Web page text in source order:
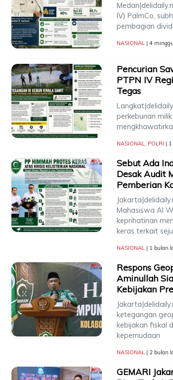
IV) PalmCo,
pembagian
NASIONAL | 4
Pencurian
PTPN IV
Tegas
perkebunan
NASIONAL, POLRI |
Sebut Ada
Desak Audit
Pemberian
Mahasiswa Al
keprihatinan
keras terkait
NASIONAL | 1 bulan
Respons
Aminullah
Kebijakan
ketegangan
kebijakan fiskal
kepemudaan
NASIONAL | 2 bulan
GEMARI